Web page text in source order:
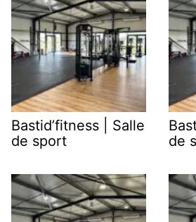
Bastid’fitness | Salle
de sport
de